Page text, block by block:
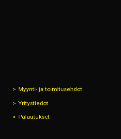
Myynti- ja toimitusehdot
Yritystiedot
Palautukset